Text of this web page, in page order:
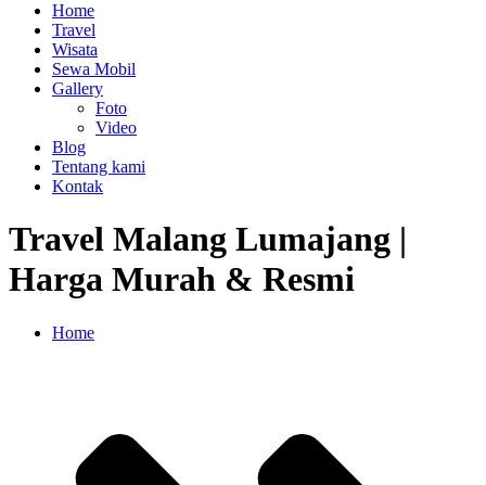
Home
Travel
Wisata
Sewa Mobil
Gallery
Foto
Video
Blog
Tentang kami
Kontak
Travel Malang Lumajang |
Harga Murah & Resmi
Home